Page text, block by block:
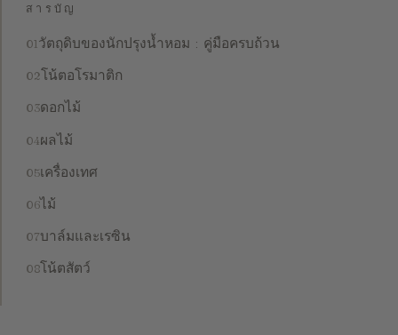
สารบัญ
วัตถุดิบของนักปรุงน้ำหอม : คู่มือครบถ้วน
โน้ตอโรมาติก
ดอกไม้
ผลไม้
เครื่องเทศ
ไม้
บาล์มและเรซิน
โน้ตสัตว์